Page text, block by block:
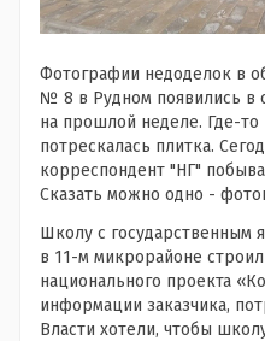
Фотографии недоделок в
№ 8 в Рудном появились в
на прошлой неделе. Где-то
потрескалась плитка.
корреспондент "НГ"
Сказать можно одно -
Школу с государственным
в 11-м микрорайоне
национального проекта
информации заказчика,
Власти хотели, чтобы